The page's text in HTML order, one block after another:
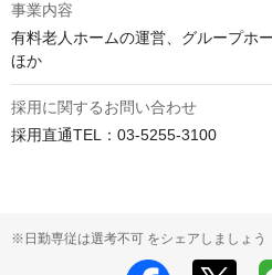
事業内容
有料老人ホームの運営、グループホ
ほか
採用に関するお問い合わせ
採用直通TEL：03-5255-3100
※日勤専従は選考不可 をシェアしましょう